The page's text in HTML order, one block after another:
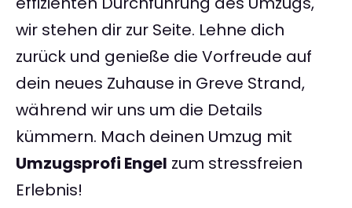
wir stehen dir zur Seite. Lehne dich
zurück und genieße die Vorfreude auf
dein neues Zuhause in Greve Strand,
während wir uns um die Details
kümmern. Mach deinen Umzug mit
Umzugsprofi Engel zum stressfreien
Erlebnis!